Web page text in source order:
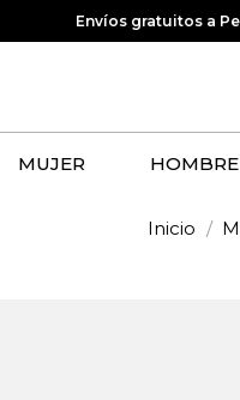
Envíos gratuitos a
MUJER HOMBRE
Inicio